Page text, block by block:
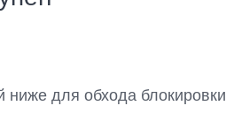
ниже для обхода блокировки